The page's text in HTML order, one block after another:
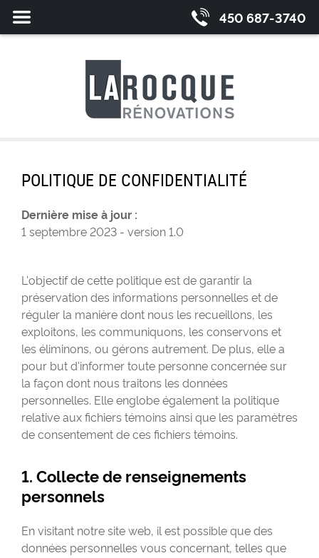
450 687-3740
POLITIQUE DE CONFIDENTIALITÉ
Dernière mise à jour :
1 septembre 2023 - version 1.0
L'objectif de cette politique est de garantir la
préservation des informations personnelles et de
réguler la manière dont nous les recueillons, les
exploitons, les communiquons, les conservons et
les éliminons, ou gérons autrement. De plus, elle a
pour but d'informer toute personne concernée sur
la façon dont nous traitons les données
personnelles. Elle englobe également la politique
relative aux fichiers témoins ainsi que les paramètres
de consentement de ces fichiers témoins.
1. Collecte de renseignements
personnels
En visitant notre site web, il est possible que des
données personnelles vous concernant, telles que